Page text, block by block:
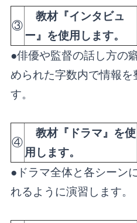
③
教材『インタビュ
ー』を使用します。
●俳優や監督の話し方の
められた字数内で情報を
す。
④
教材『ドラマ』を使
用します。
●ドラマ全体と各シーン
れるように演習します。